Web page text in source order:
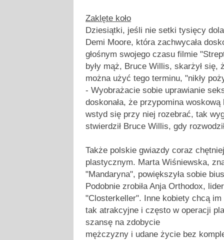
Zaklęte koło
Dziesiątki, jeśli nie setki tysięcy
Demi Moore, która zachwycała
głośnym swojego czasu filmie
były mąż, Bruce Willis, skarżył się,
można użyć tego terminu, "nikły
- Wyobrażacie sobie uprawianie
doskonała, że przypomina
wstyd się przy niej rozebrać, tak
stwierdził Bruce Willis, gdy
Także polskie gwiazdy coraz
plastycznym. Marta Wiśniewska,
"Mandaryna", powiększyła sobie
Podobnie zrobiła Anja Orthodox,
"Closterkeller". Inne kobiety chcą
tak atrakcyjne i często w operacji
szansę na zdobycie
mężczyzny i udane życie bez